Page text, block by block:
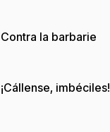
Contra la barbarie
¡Cállense, imbéciles!